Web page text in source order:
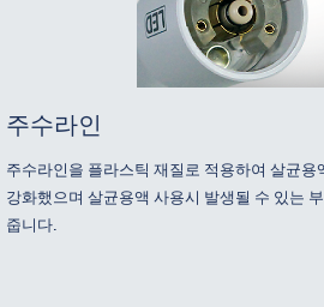
주수라인
주수라인을 플라스틱 재질로 적용하여 살균용
강화했으며 살균용액 사용시 발생될 수 있는
줍니다.